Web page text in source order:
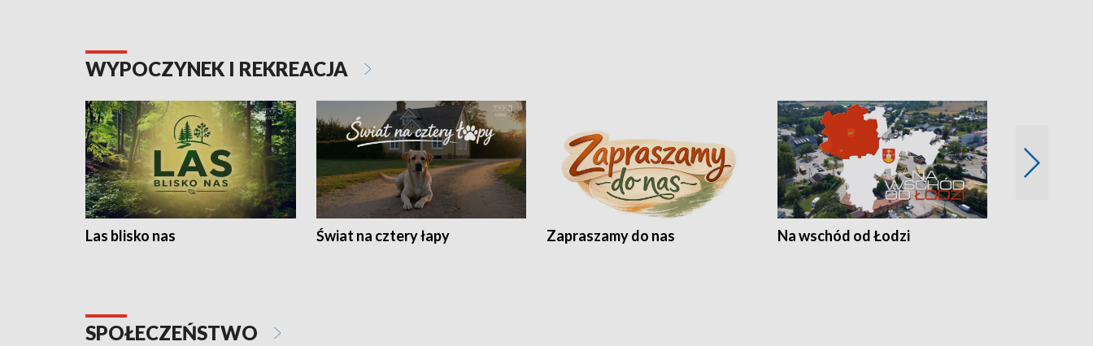
WYPOCZYNEK I REKREACJA
Las blisko nas Świat na cztery łapy Zapraszamy do nas Na wschód od Łodzi
SPOŁECZEŃSTWO